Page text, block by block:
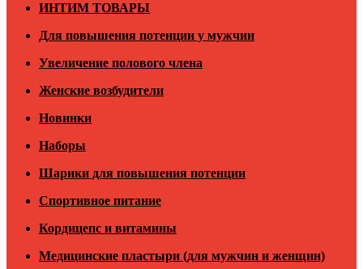
ИНТИМ ТОВАРЫ
Для повышения потенции у мужчин
Увеличение полового члена
Женские возбудители
Новинки
Наборы
Шарики для повышения потенции
Спортивное питание
Кордицепс и витамины
Медицинские пластыри (для мужчин и женщин)